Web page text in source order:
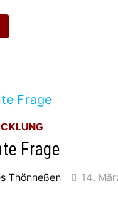
Frage
Thönneßen 14.